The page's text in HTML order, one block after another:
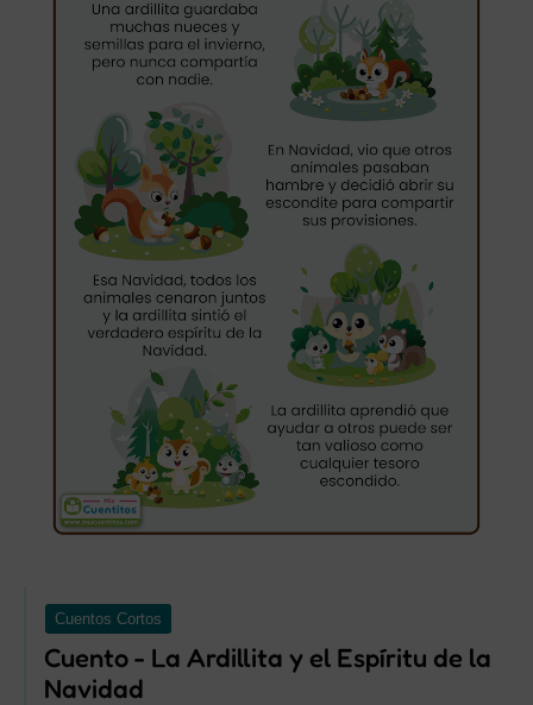
Cuentos Cortos
Cuento - La Ardillita y el Espíritu de la
Navidad